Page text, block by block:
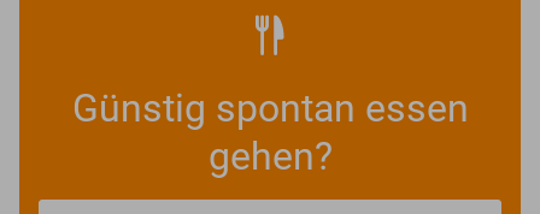
Günstig spontan essen
gehen?